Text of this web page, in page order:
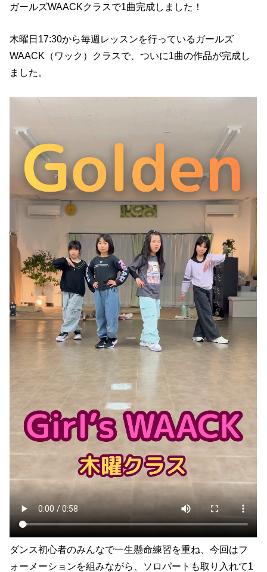
ガールズWAACKクラスで1曲完成しました！
木曜日17:30から毎週レッスンを行っているガールズ
WAACK（ワック）クラスで、ついに1曲の作品が完成し
ました。
ダンス初心者のみんなで一生懸命練習を重ね、今回はフ
ォーメーションを組みながら、ソロパートも取り入れて1